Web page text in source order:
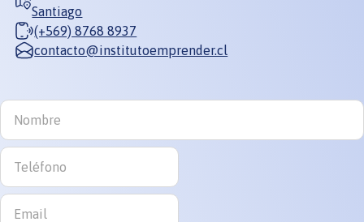
Santiago
(+569) 8768 8937
contacto@institutoemprender.cl